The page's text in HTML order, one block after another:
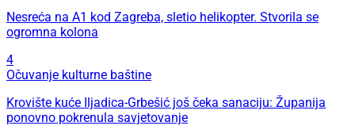
Nesreća na A1 kod Zagreba, sletio helikopter. Stvorila se
ogromna kolona
4
Očuvanje kulturne baštine
Krovište kuće Iljadica-Grbešić još čeka sanaciju: Županija
ponovno pokrenula savjetovanje